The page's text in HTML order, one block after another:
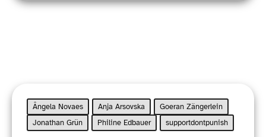
Ângela Novaes Anja Arsovska
Goeran Zängerlein
Jonathan Grün
Philine Edbauer supportdontpunish